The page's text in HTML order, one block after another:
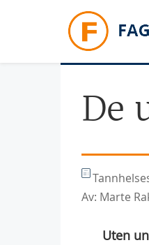
De
Av: Marte
Uten